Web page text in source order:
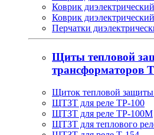
Коврик
Коврик
Перчатки
Щиты тепловой
трансформаторов
Щиток тепловой
ЩТЗТ для реле ТР-100
ЩТЗТ для реле ТР-100М
ЩТЗТ для теплового